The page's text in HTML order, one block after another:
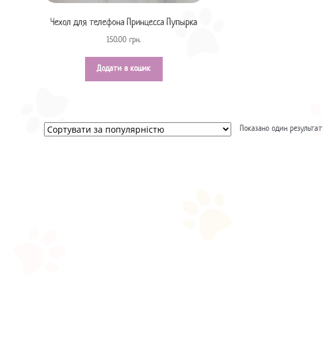
Чехол для телефона Принцесса Пупырка
150.00грн.
Додати в кошик
Показано один результат